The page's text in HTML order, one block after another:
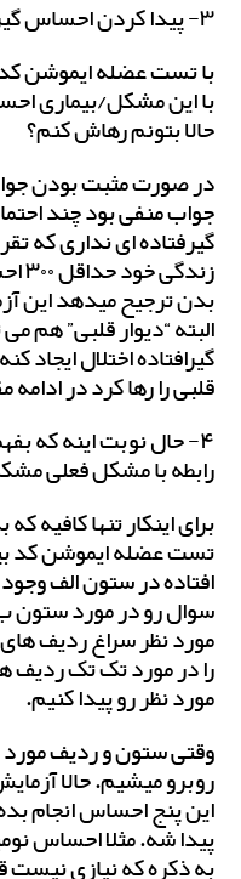
۳- پیدا کردن احساس گیر اتفتاده با تست عضله
با تست عضله ایموشن کد
با این مشکل/بیماری
حالا بتونم رهاش کنم؟
در صورت مثبت بودن
جواب منفی بود چند
گیرفتاده ای نداری که
بدن ترجیح میدهد این
البته “دیوار قلبی”
گیرافتاده اختلال ایجاد
قلبی را رها کرد در
۴- حال نوبت اینه که
رابطه با مشکل فعلی
برای اینکار تنها کافیه
تست عضله ایموشن کد
افتاده در ستون الف
سوال رو در مورد
مورد نظر سراغ ردیف
را در مورد تک تک ردیف
مورد نظر رو پیدا کنیم.
وقتی ستون و ردیف
روبرو میشیم. حالا
این پنج احساس انجام
به ذکره که نیازی نیست